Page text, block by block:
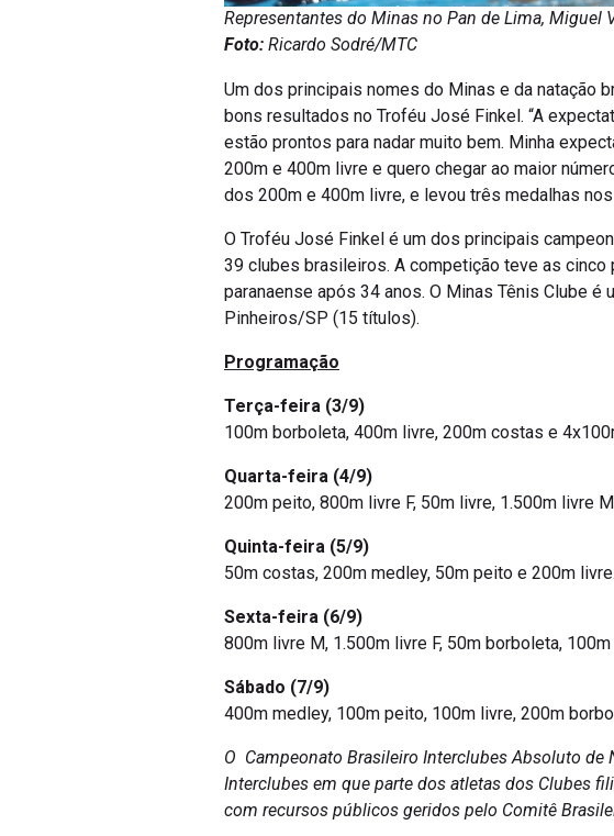
Representantes do Minas no Pan de Lima,
Foto: Ricardo Sodré/MTC
Um dos principais nomes do Minas e da natação
bons resultados no Troféu José Finkel. “A
estão prontos para nadar muito bem. Minha
200m e 400m livre e quero chegar ao maior
dos 200m e 400m livre, e levou três medalhas
O Troféu José Finkel é um dos principais
39 clubes brasileiros. A competição teve as
paranaense após 34 anos. O Minas Tênis Clube
Pinheiros/SP (15 títulos).
Programação
Terça-feira (3/9)
100m borboleta, 400m livre, 200m costas e
Quarta-feira (4/9)
200m peito, 800m livre F, 50m livre, 1.500m livre
Quinta-feira (5/9)
50m costas, 200m medley, 50m peito e 200m livre.
Sexta-feira (6/9)
800m livre M, 1.500m livre F, 50m borboleta,
Sábado (7/9)
400m medley, 100m peito, 100m livre, 200m
O Campeonato Brasileiro Interclubes Absoluto de
Interclubes em que parte dos atletas dos Clubes
com recursos públicos geridos pelo Comitê